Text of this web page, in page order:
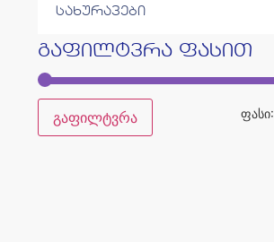
სახურავები
გაფილტვრა ფასით
გაფილტვრა ფასი: